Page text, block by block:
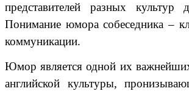
представителей разных культур
Понимание юмора собеседника –
коммуникации.
Юмор является одной их
английской культуры,